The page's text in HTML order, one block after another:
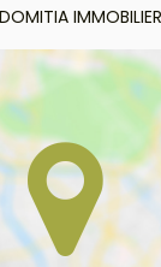
IMMOBILIER